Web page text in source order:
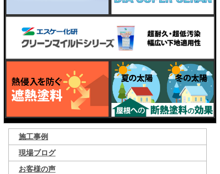
施工事例
現場ブログ
お客様の声